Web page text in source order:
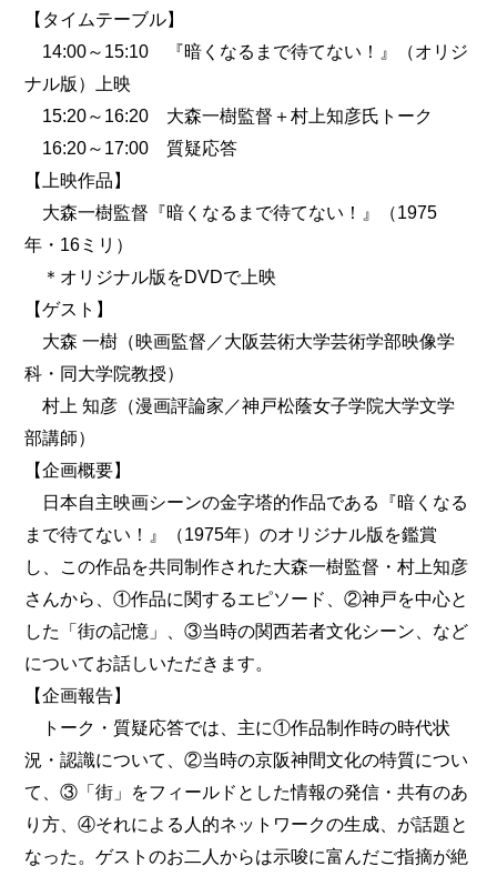
【タイムテーブル】
14:00～15:10 『暗くなるまで待てない！』（オリジ
ナル版）上映
15:20～16:20 大森一樹監督＋村上知彦氏トーク
16:20～17:00 質疑応答
【上映作品】
大森一樹監督『暗くなるまで待てない！』（1975
年・16ミリ）
＊オリジナル版をDVDで上映
【ゲスト】
大森 一樹（映画監督／大阪芸術大学芸術学部映像学
科・同大学院教授）
村上 知彦（漫画評論家／神戸松蔭女子学院大学文学
部講師）
【企画概要】
日本自主映画シーンの金字塔的作品である『暗くなる
まで待てない！』（1975年）のオリジナル版を鑑賞
し、この作品を共同制作された大森一樹監督・村上知彦
さんから、①作品に関するエピソード、②神戸を中心と
した「街の記憶」、③当時の関西若者文化シーン、など
についてお話しいただきます。
【企画報告】
トーク・質疑応答では、主に①作品制作時の時代状
況・認識について、②当時の京阪神間文化の特質につい
て、③「街」をフィールドとした情報の発信・共有のあ
り方、④それによる人的ネットワークの生成、が話題と
なった。ゲストのお二人からは示唆に富んだご指摘が絶